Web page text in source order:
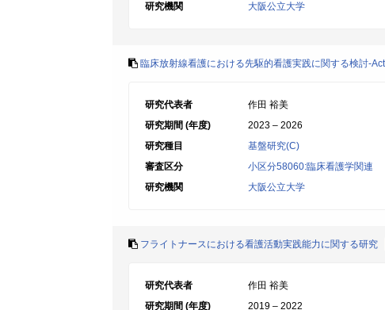
研究機関
大阪公立大学
臨床放射線看護における先駆的看護実践に関する検討
研究代表者
作田 裕美
研究期間 (年度)
2023 – 2026
研究種目
基盤研究(C)
審査区分
小区分58060:臨床看護学関連
研究機関
大阪公立大学
フライトナースにおける看護活動実践能力に関する研究
研究代表者
作田 裕美
研究期間 (年度)
2019 – 2022